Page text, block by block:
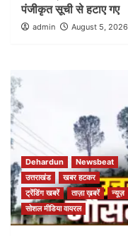
पंजीकृत सूची से हटाए गए
admin August 5, 2026
Dehardun
Newsbeat
उत्तराखंड
खबर हटकर
ट्रेंडिंग खबरें
ताज़ा ख़बरें
न्यूज़
सोशल मीडिया वायरल